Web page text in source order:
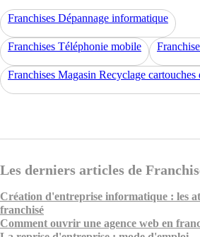
Franchises Dépannage informatique
Franchises Téléphonie mobile
Franchises Magasin Recyclage cartouches
Les derniers articles de
Création d'entreprise informatique : les
franchisé
Comment ouvrir une agence web en